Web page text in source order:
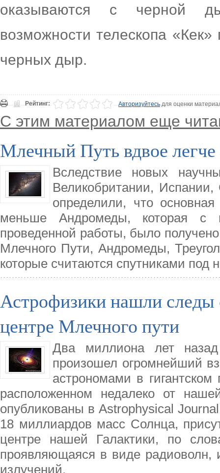
оказываются с черной
возможности телескопа
черных дыр.
Рейтинг: Авторизуйтесьдля оценки
С этим материалом еще
Млечный Путь вдвое
Вследствие новых
Великобритании,
определили, что
меньше Андромеды, которая с
проведенной работы, было
Млечного Пути, Андромеды,
которые считаются спутниками под
Астрофизики нашли
центре Млечного пути
Два миллиона лет
произошел огромнейший
астрономами в
расположенном недалеко от
опубликованы в Astrophysical
18 миллиардов масс Солнца,
центре нашей Галактики, по
проявляющаяся в виде радиоволн,
излучений.